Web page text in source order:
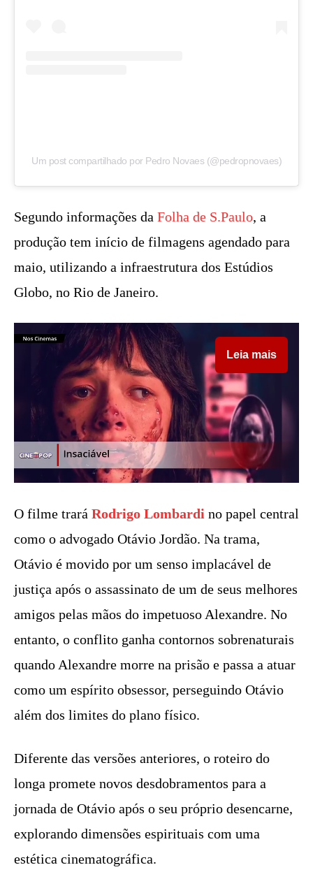
Um post compartilhado por Pedro Novaes (@pedropnovaes)
Segundo informações da Folha de S.Paulo, a
produção tem início de filmagens agendado para
maio, utilizando a infraestrutura dos Estúdios
Globo, no Rio de Janeiro.
Leia mais
O filme trará Rodrigo Lombardi no papel central
como o advogado Otávio Jordão. Na trama,
Otávio é movido por um senso implacável de
justiça após o assassinato de um de seus melhores
amigos pelas mãos do impetuoso Alexandre. No
entanto, o conflito ganha contornos sobrenaturais
quando Alexandre morre na prisão e passa a atuar
como um espírito obsessor, perseguindo Otávio
além dos limites do plano físico.
Diferente das versões anteriores, o roteiro do
longa promete novos desdobramentos para a
jornada de Otávio após o seu próprio desencarne,
explorando dimensões espirituais com uma
estética cinematográfica.